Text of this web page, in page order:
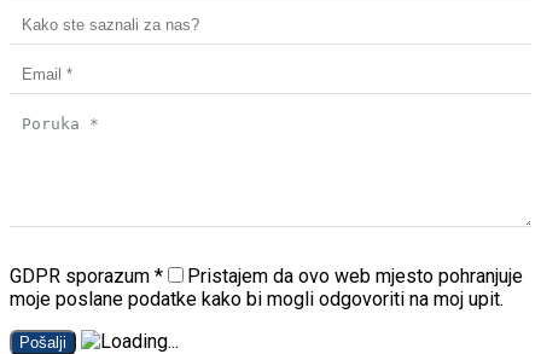
GDPR sporazum *
Pristajem da ovo web mjesto pohranjuje
moje poslane podatke kako bi mogli odgovoriti na moj upit.
Pošalji